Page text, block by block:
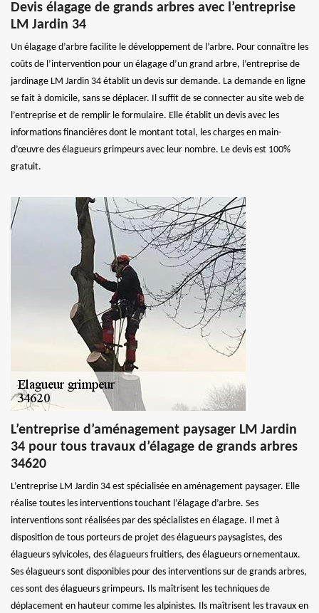
Devis élagage de grands arbres avec l’entreprise
LM Jardin 34
Un élagage d’arbre facilite le développement de l’arbre. Pour connaître les
coûts de l’intervention pour un élagage d’un grand arbre, l’entreprise de
jardinage LM Jardin 34 établit un devis sur demande. La demande en ligne
se fait à domicile, sans se déplacer. Il suffit de se connecter au site web de
l’entreprise et de remplir le formulaire. Elle établit un devis avec les
informations financières dont le montant total, les charges en main-
d’œuvre des élagueurs grimpeurs avec leur nombre. Le devis est 100%
gratuit.
L’entreprise d’aménagement paysager LM Jardin
34 pour tous travaux d’élagage de grands arbres
34620
L’entreprise LM Jardin 34 est spécialisée en aménagement paysager. Elle
réalise toutes les interventions touchant l’élagage d’arbre. Ses
interventions sont réalisées par des spécialistes en élagage. Il met à
disposition de tous porteurs de projet des élagueurs paysagistes, des
élagueurs sylvicoles, des élagueurs fruitiers, des élagueurs ornementaux.
Ses élagueurs sont disponibles pour des interventions sur de grands arbres,
ces sont des élagueurs grimpeurs. Ils maîtrisent les techniques de
déplacement en hauteur comme les alpinistes. Ils maîtrisent les travaux en